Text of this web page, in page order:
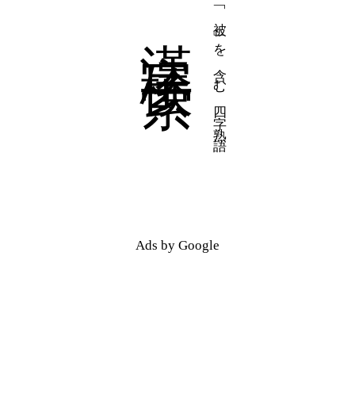
四字熟語
一覧表示
漢字検索
「被」を含む四字熟語
Ads by Google
四字熟語
一覧表示
漢字検索